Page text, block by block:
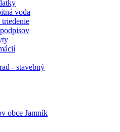
voda
- stavebný
obce Jamník